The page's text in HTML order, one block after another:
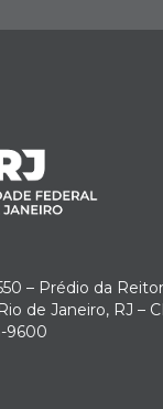
– Prédio da
de Janeiro, RJ –
9600